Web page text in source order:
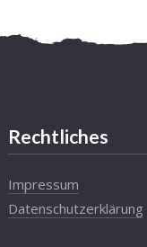
Rechtliches
Impressum
Datenschutzerklärung